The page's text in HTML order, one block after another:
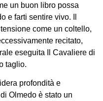
un buon libro possa
e farti sentire vivo. Il
come un coltello,
recitato,
eseguita Il Cavaliere di
taglio.
profondità e
Olmedo è stato un